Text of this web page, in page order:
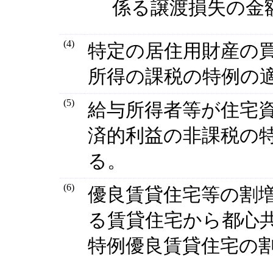
係る譲渡損失の
(4)
特定の居住用財産の
所得の課税の特例の
(5)
給与所得者等が住宅
済的利益の非課税の
る。
(6)
優良賃貸住宅等の割
る賃貸住宅から都心
特例優良賃貸住宅の